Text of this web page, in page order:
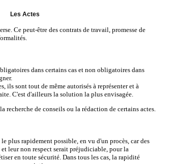
Les Actes
Ce peut-être des contrats de travail, promesse de
dans certains cas et non obligatoires dans
ils sont tout de même autorisés à représenter et à
C'est d'ailleurs la solution la plus envisagée.
recherche de conseils ou la rédaction de certains actes.
plus rapidement possible, en vu d'un procès, car des
leur non respect serait préjudiciable, pour la
en toute sécurité. Dans tous les cas, la rapidité